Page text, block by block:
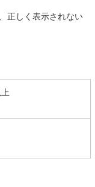
正しく表示されない